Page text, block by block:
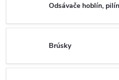
Odsávače hoblín,
Brúsky